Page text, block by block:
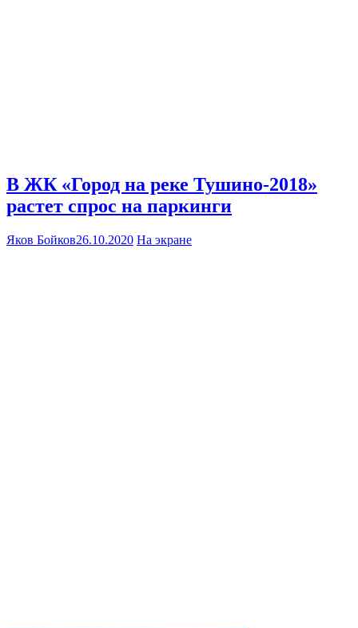
В ЖК «Город на реке Тушино-2018»
растет спрос на паркинги
Яков Бойков26.10.2020 На экране